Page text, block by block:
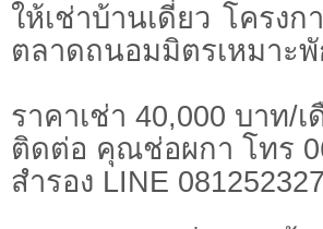
ให้เช่าบ้านเดี่ยว โครง
ตลาดถนอมมิตรเหมาะ
ราคาเช่า 40,000 บาท/เ
ติดต่อ คุณช่อผกา โทร
สำรอง LINE